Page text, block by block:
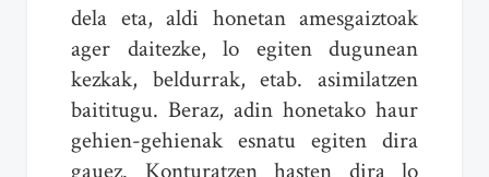
dela eta, aldi honetan amesgaiztoak
ager daitezke, lo egiten dugunean
kezkak, beldurrak, etab. asimilatzen
baititugu. Beraz, adin honetako haur
gehien-gehienak esnatu egiten dira
gauez. Konturatzen hasten dira lo